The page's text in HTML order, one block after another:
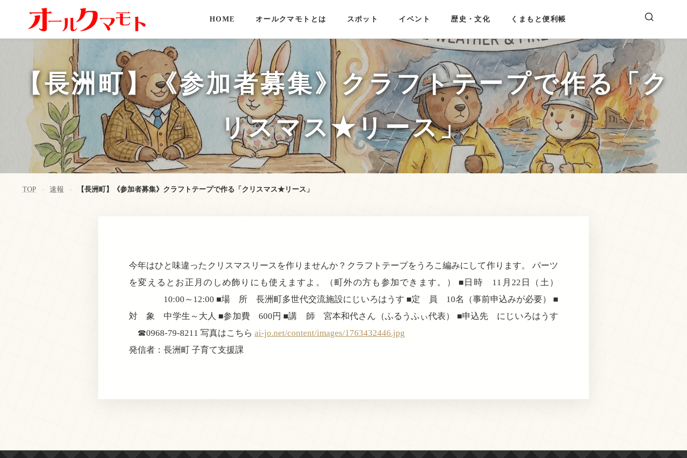
HOME オールクマモトとは スポット イベント 歴史・文化 くまもと便利帳
【長洲町】《参加者募集》クラフトテープで作る「ク
リスマス★リース」
TOP > 速報 > 【長洲町】《参加者募集》クラフトテープで作る「クリスマス★リース」
今年はひと味違ったクリスマスリースを作りませんか？クラフトテープをうろこ編みにして作ります。 パーツ
を変えるとお正月のしめ飾りにも使えますよ。（町外の方も参加できます。） ■日時 11月22日（土）
10:00～12:00 ■場 所 長洲町多世代交流施設にじいろはうす ■定 員 10名（事前申込みが必要） ■
対 象 中学生～大人 ■参加費 600円 ■講 師 宮本和代さん（ふるうふぃ代表） ■申込先 にじいろはうす
☎0968-79-8211 写真はこちら ai-jo.net/content/images/1763432446.jpg
発信者：長洲町 子育て支援課